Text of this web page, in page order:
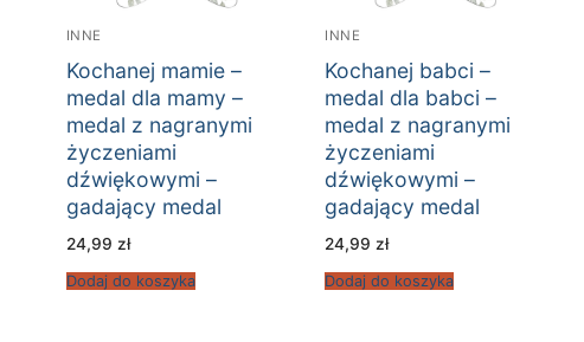
INNE
Kochanej mamie –
medal dla mamy –
medal z nagranymi
życzeniami
dźwiękowymi –
gadający medal
24,99 zł
Dodaj do koszyka
INNE
Kochanej babci –
medal dla babci –
medal z nagranymi
życzeniami
dźwiękowymi –
gadający medal
24,99 zł
Dodaj do koszyka